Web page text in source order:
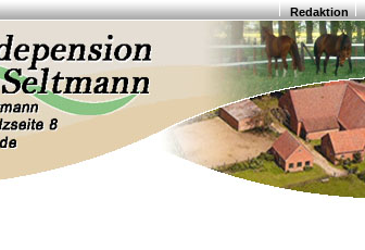
Redaktion